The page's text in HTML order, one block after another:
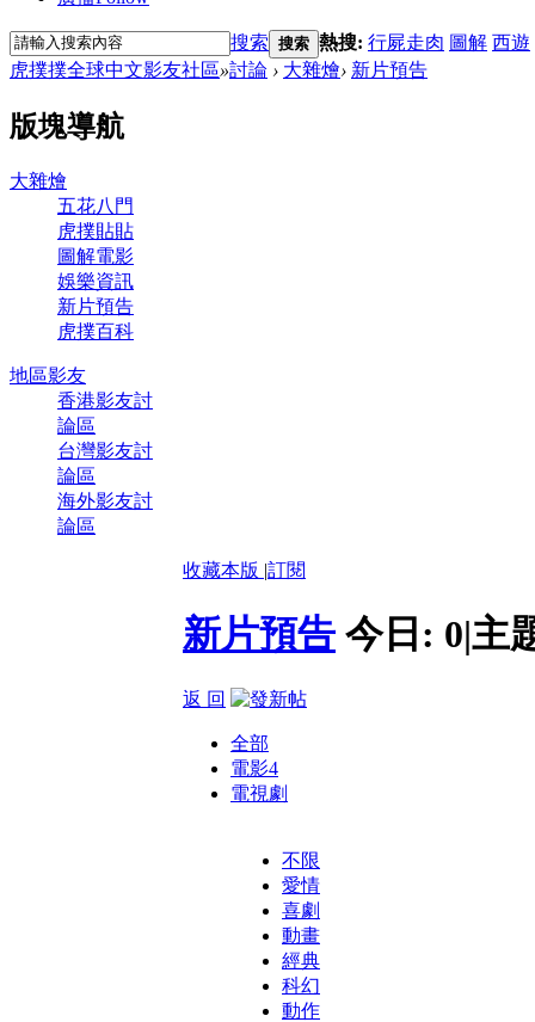
搜索 搜索 熱搜: 行屍走肉 圖解 西遊
虎撲撲全球中文影友社區»討論 › 大雜燴› 新片預告
版塊導航
大雜燴
五花八門
虎撲貼貼
圖解電影
娛樂資訊
新片預告
虎撲百科
地區影友
香港影友討
論區
台灣影友討
論區
海外影友討
論區
收藏本版 |訂閱
新片預告 今日: 0|主
返 回
全部
電影4
電視劇
不限
愛情
喜劇
動畫
經典
科幻
動作